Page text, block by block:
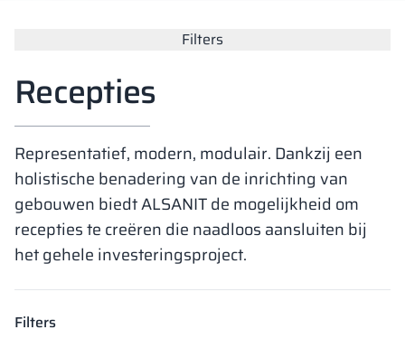
Sloten voor
Filters
Recepties
Representatief, modern, modulair. Dankzij een
holistische benadering van de inrichting van
gebouwen biedt ALSANIT de mogelijkheid om
recepties te creëren die naadloos aansluiten bij
het gehele investeringsproject.
Filters